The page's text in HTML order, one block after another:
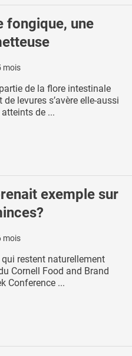
fongique, une
mois
de la flore intestinale
levures s’avère elle-aussi
de ...
exemple sur
mois
restent naturellement
Cornell Food and Brand
Conference ...